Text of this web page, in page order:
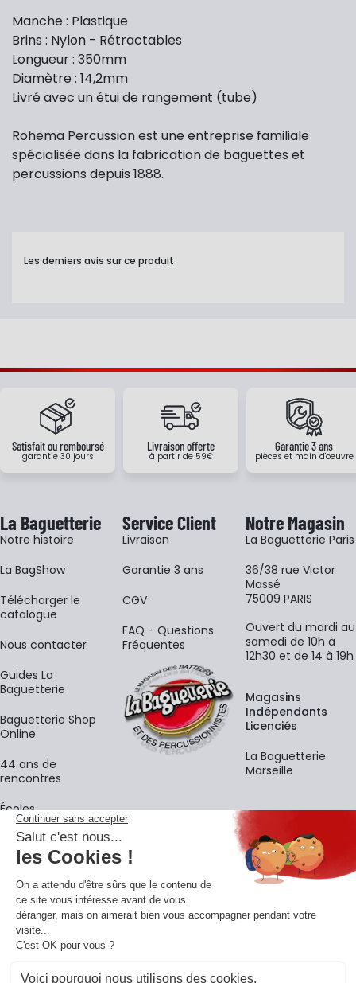
Manche : Plastique
Brins : Nylon - Rétractables
Longueur : 350mm
Diamètre : 14,2mm
Livré avec un étui de rangement (tube)
Rohema Percussion est une entreprise familiale
spécialisée dans la fabrication de baguettes et
percussions depuis 1888.
Les derniers avis sur ce produit
Satisfait ou remboursé
garantie 30 jours
Livraison offerte
à partir de 59€
Garantie 3 ans
pièces et main d'oeuvre
La Baguetterie
Notre histoire
La BagShow
​Télécharger le
catalogue
Nous contacter
Guides La
Baguetterie
Baguetterie Shop
Online
44 ans de
rencontres
Écoles
Service Client
Livraison
Garantie 3 ans
CGV
FAQ - Questions
Fréquentes
Notre Magasin
La Baguetterie Paris
36/38 rue Victor
Massé
75009 PARIS
Ouvert du mardi au
samedi de 10h à
12h30 et de 14 à 19h
Magasins
Indépendants
Licenciés
La Baguetterie
Marseille
La newsletter
Adresse e-mail
En vous inscrivant à notre newsletter, vous acceptez notre
confidentialité.
Retrouvons-nous sur